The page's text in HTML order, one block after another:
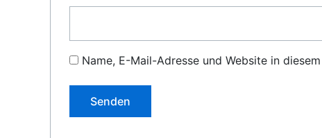
Name, E-Mail-Adresse und Website in